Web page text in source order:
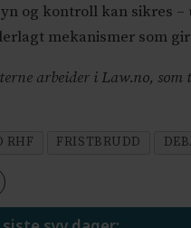
og kontroll kan sikres
mekanismer som
arbeider i Law.no,
RHF FRISTBRUDD